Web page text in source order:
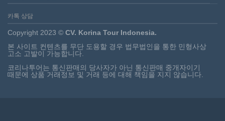
카톡 상담
Copyright 2023 © CV. Korina Tour Indonesia.
본 사이트 컨텐츠를 무단 도용할 경우 법무법인을 통한 민형사상
고소 고발이 가능합니다.
코리나투어는 통신판매의 당사자가 아닌 통신판매 중개자이기
때문에 상품 거래정보 및 거래 등에 대해 책임을 지지 않습니다.